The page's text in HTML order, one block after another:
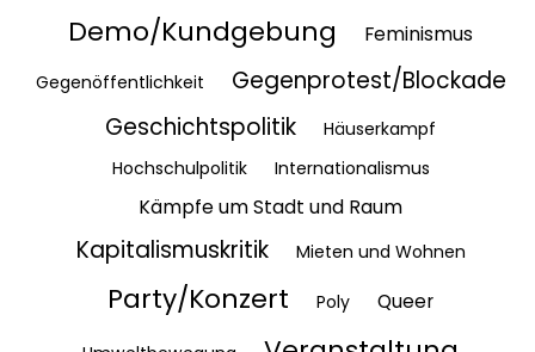
Demo/Kundgebung Feminismus
Gegenöffentlichkeit
Gegenprotest/Blockade
Geschichtspolitik
Häuserkampf
Hochschulpolitik
Internationalismus
Kämpfe um Stadt und Raum
Kapitalismuskritik Mieten und Wohnen
Party/Konzert Poly Queer